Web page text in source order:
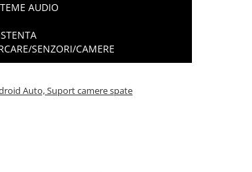
AUDIO
SENZORI/CAMERE
Auto, Suport camere spate